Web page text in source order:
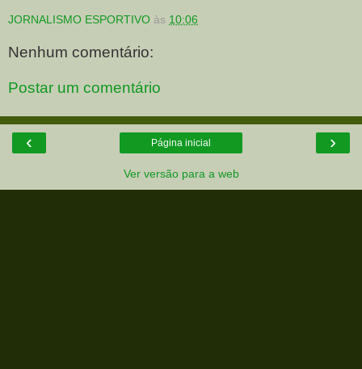
JORNALISMO ESPORTIVO às 10:06
Nenhum comentário:
Postar um comentário
‹ ›
Página inicial
Ver versão para a web